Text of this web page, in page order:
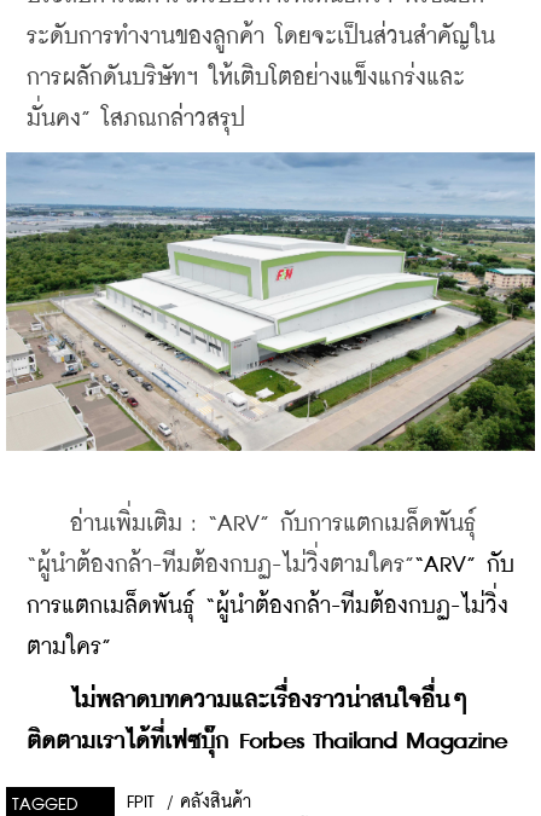
ระดับการทำงานของลูกค้า โดยจะเป็นส่วนสำคัญใน
การผลักดันบริษัทฯ ให้เติบโตอย่างแข็งแกร่งและ
มั่นคง” โสภณกล่าวสรุป
อ่านเพิ่มเติม : “ARV” กับการแตกเมล็ดพันธุ์
“ผู้นำต้องกล้า-ทีมต้องกบฏ-ไม่วิ่งตามใคร”“ARV” กับ
การแตกเมล็ดพันธุ์ “ผู้นำต้องกล้า-ทีมต้องกบฏ-ไม่วิ่ง
ตามใคร”
ไม่พลาดบทความและเรื่องราวน่าสนใจอื่นๆ
ติดตามเราได้ที่เฟซบุ๊ก Forbes Thailand Magazine
TAGGED
FPIT / คลังสินค้า